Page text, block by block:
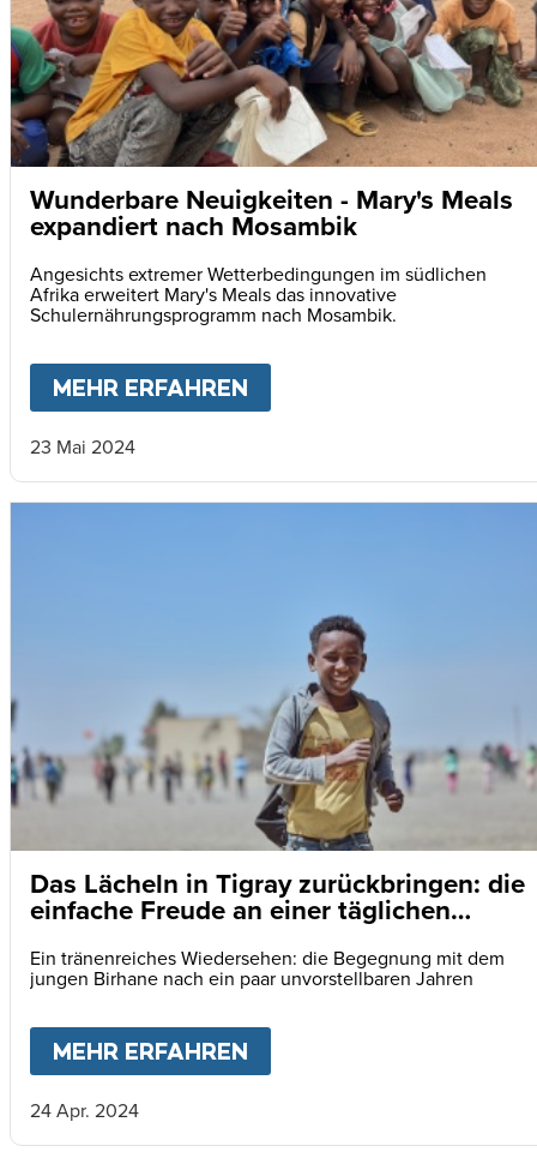
Wunderbare Neuigkeiten - Mary's Meals
expandiert nach Mosambik
Angesichts extremer Wetterbedingungen im südlichen
Afrika erweitert Mary's Meals das innovative
Schulernährungsprogramm nach Mosambik.
MEHR ERFAHREN
23 Mai 2024
Das Lächeln in Tigray zurückbringen: die
einfache Freude an einer täglichen
Ein tränenreiches Wiedersehen: die Begegnung mit dem
jungen Birhane nach ein paar unvorstellbaren Jahren
MEHR ERFAHREN
24 Apr. 2024